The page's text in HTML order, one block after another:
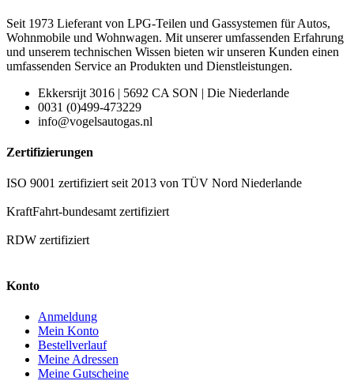
Seit 1973 Lieferant von LPG-Teilen und Gassystemen für Autos,
Wohnmobile und Wohnwagen. Mit unserer umfassenden Erfahrung
und unserem technischen Wissen bieten wir unseren Kunden einen
umfassenden Service an Produkten und Dienstleistungen.
Ekkersrijt 3016 | 5692 CA SON | Die Niederlande
0031 (0)499-473229
info@vogelsautogas.nl
Zertifizierungen
ISO 9001 zertifiziert seit 2013 von TÜV Nord Niederlande
KraftFahrt-bundesamt zertifiziert
RDW zertifiziert
Konto
Anmeldung
Mein Konto
Bestellverlauf
Meine Adressen
Meine Gutscheine